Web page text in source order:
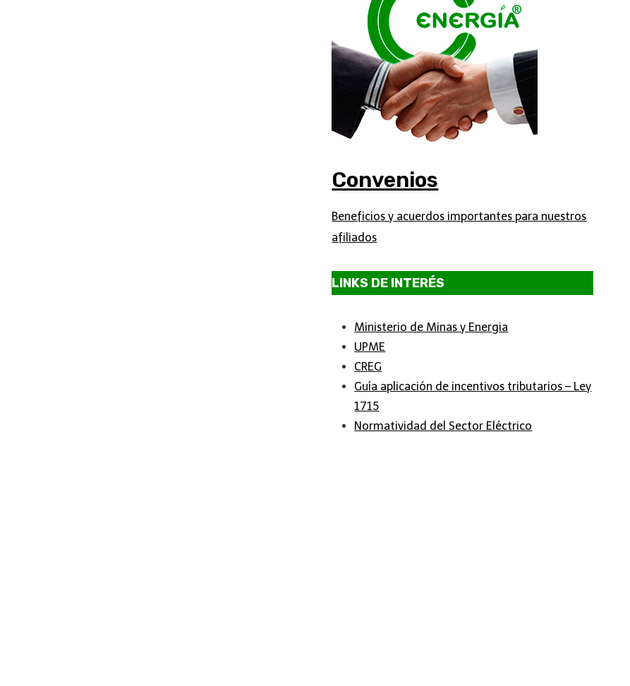
Convenios
Beneficios y acuerdos importantes para nuestros
afiliados
LINKS DE INTERÉS
Ministerio de Minas y Energia
UPME
CREG
Guía aplicación de incentivos tributarios – Ley
1715
Normatividad del Sector Eléctrico